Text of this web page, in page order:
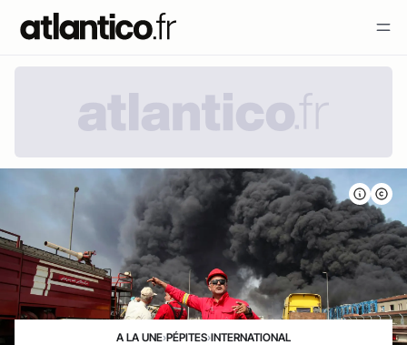
A LA UNE›PÉPITES›INTERNATIONAL